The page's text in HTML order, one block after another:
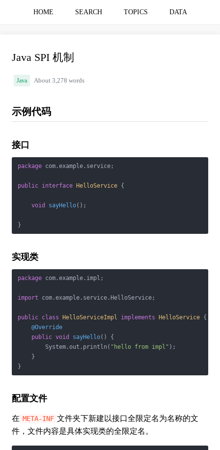
HOME SEARCH TOPICS DATA
Java SPI 机制
Java About 3,278 words
示例代码
接口
package com.example.service;
public interface HelloService {
void sayHello() ;
}
实现类
package com.example.impl;
import com.example.service.HelloService;
public class HelloServiceImpl implements HelloService {
@Override
public void sayHello()
{
        System.out.println(
"hello from impl" );
    }
}
配置文件
在 META-INF 文件夹下新建以接口全限定名为名称的文
件，文件内容是具体实现类的全限定名。